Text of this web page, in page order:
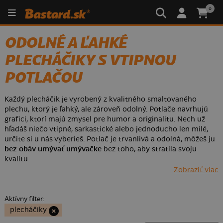
0
ODOLNÉ A ĽAHKÉ
PLECHÁČIKY S VTIPNOU
POTLAČOU
Každý plecháčik je vyrobený z kvalitného smaltovaného
plechu, ktorý je ľahký, ale zároveň odolný. Potlače navrhujú
grafici, ktorí majú zmysel pre humor a originalitu. Nech už
hľadáš niečo vtipné, sarkastické alebo jednoducho len milé,
určite si u nás vyberieš. Potlač je trvanlivá a odolná, môžeš ju
bez obáv umývať umývačke bez toho, aby stratila svoju
kvalitu.
Zobraziť viac
HUMORU. TO JE PLECHOVÝ
HRNČEK OD SPOLOČNOSTI
Aktívny filter:
plecháčiky